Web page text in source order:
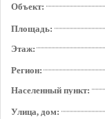
Объект:
Площадь:
Этаж:
Регион:
Населенный пункт:
Улица, дом: